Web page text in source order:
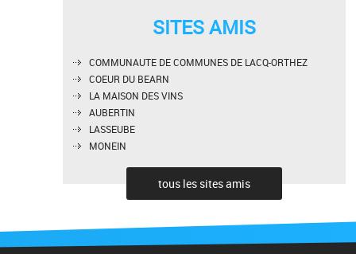
SITES AMIS
COMMUNAUTE DE COMMUNES DE LACQ-ORTHEZ
COEUR DU BEARN
LA MAISON DES VINS
AUBERTIN
LASSEUBE
MONEIN
tous les sites amis